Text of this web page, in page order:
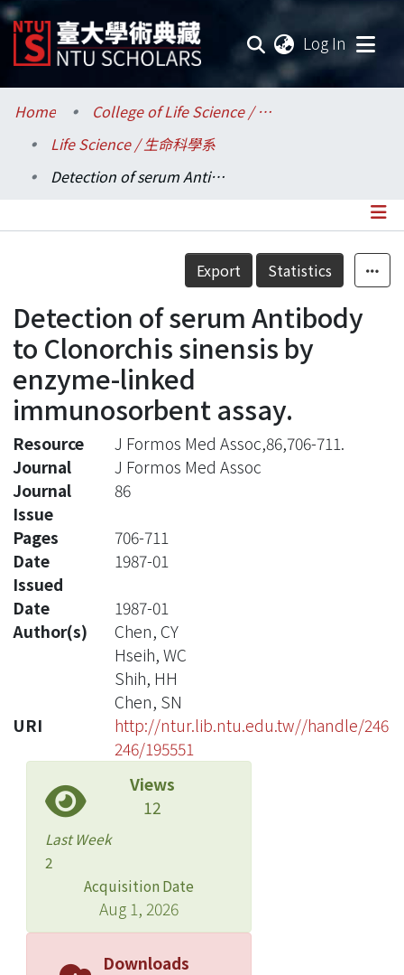
Log In
Communities & Collections
Research Outputs
Statistics
Home
College of Life Science / 生命科學院
Life Science / 生命科學系
Detection of serum Antibody to Clonorchis sinensis by enzyme-linked immunosorbent assay.
Details
Export Statistics
Detection of serum Antibody
to Clonorchis sinensis by
enzyme-linked
immunosorbent assay.
Resource
J Formos Med Assoc,86,706-711.
Journal
J Formos Med Assoc
Journal
Issue
86
Pages
706-711
Date
Issued
1987-01
Date
1987-01
Author(s)
Chen, CY
Hseih, WC
Shih, HH
Chen, SN
URI
http://ntur.lib.ntu.edu.tw//handle/246
246/195551
Views
12
Last Week
2
Acquisition Date
Aug 1, 2026
Downloads